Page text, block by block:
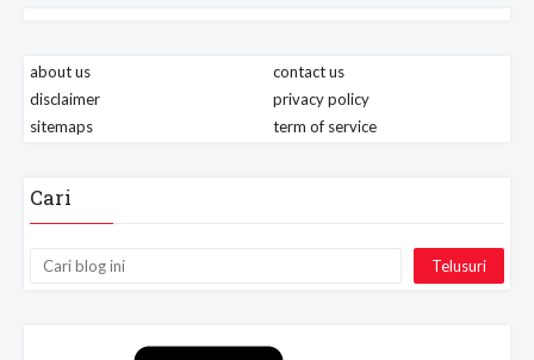
about us
contact us
disclaimer
privacy policy
sitemaps
term of service
Cari